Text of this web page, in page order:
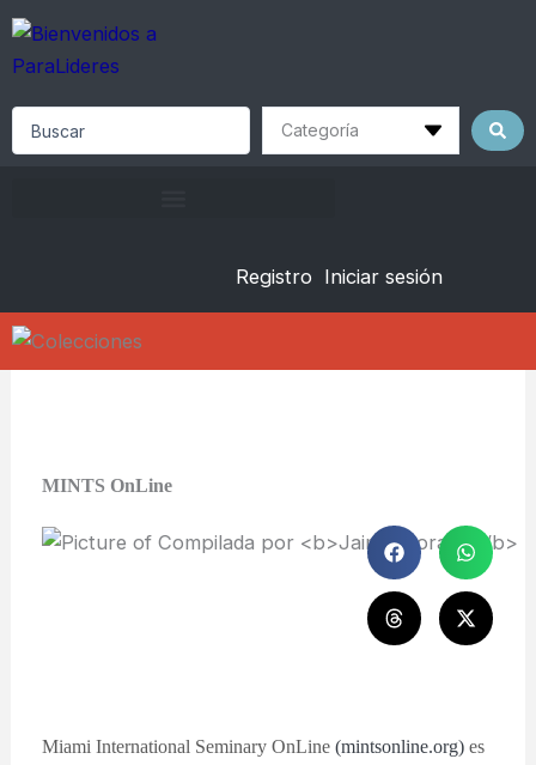
Skip
content
Registro Iniciar sesión
MINTS OnLine
Miami International Seminary OnLine(mintsonline.org) es